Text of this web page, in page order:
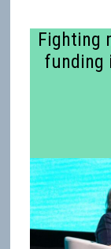
Fighting
funding